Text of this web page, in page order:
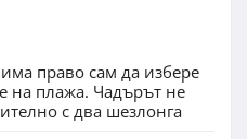
право сам да избере
на плажа. Чадърът не
с два шезлонга